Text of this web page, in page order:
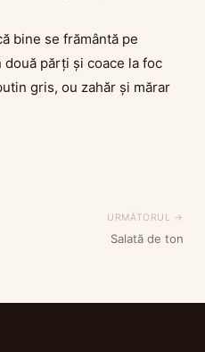
bine se frământă pe
două părți și coace la foc
gris, ou zahăr și mărar
URMĂTORUL →
Salată de ton